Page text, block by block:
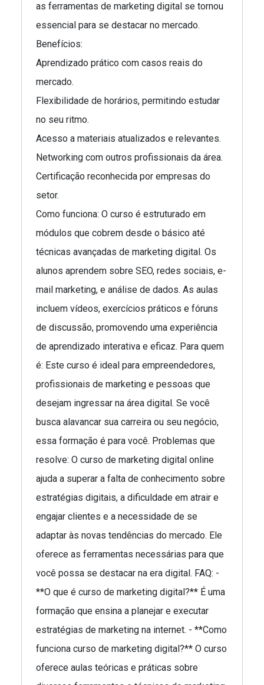
as ferramentas de marketing digital se tornou
essencial para se destacar no mercado.
Benefícios:
Aprendizado prático com casos reais do
mercado.
Flexibilidade de horários, permitindo estudar
no seu ritmo.
Acesso a materiais atualizados e relevantes.
Networking com outros profissionais da área.
Certificação reconhecida por empresas do
setor.
Como funciona: O curso é estruturado em
módulos que cobrem desde o básico até
técnicas avançadas de marketing digital. Os
alunos aprendem sobre SEO, redes sociais, e-
mail marketing, e análise de dados. As aulas
incluem vídeos, exercícios práticos e fóruns
de discussão, promovendo uma experiência
de aprendizado interativa e eficaz. Para quem
é: Este curso é ideal para empreendedores,
profissionais de marketing e pessoas que
desejam ingressar na área digital. Se você
busca alavancar sua carreira ou seu negócio,
essa formação é para você. Problemas que
resolve: O curso de marketing digital online
ajuda a superar a falta de conhecimento sobre
estratégias digitais, a dificuldade em atrair e
engajar clientes e a necessidade de se
adaptar às novas tendências do mercado. Ele
oferece as ferramentas necessárias para que
você possa se destacar na era digital. FAQ: -
**O que é curso de marketing digital?** É uma
formação que ensina a planejar e executar
estratégias de marketing na internet. - **Como
funciona curso de marketing digital?** O curso
oferece aulas teóricas e práticas sobre